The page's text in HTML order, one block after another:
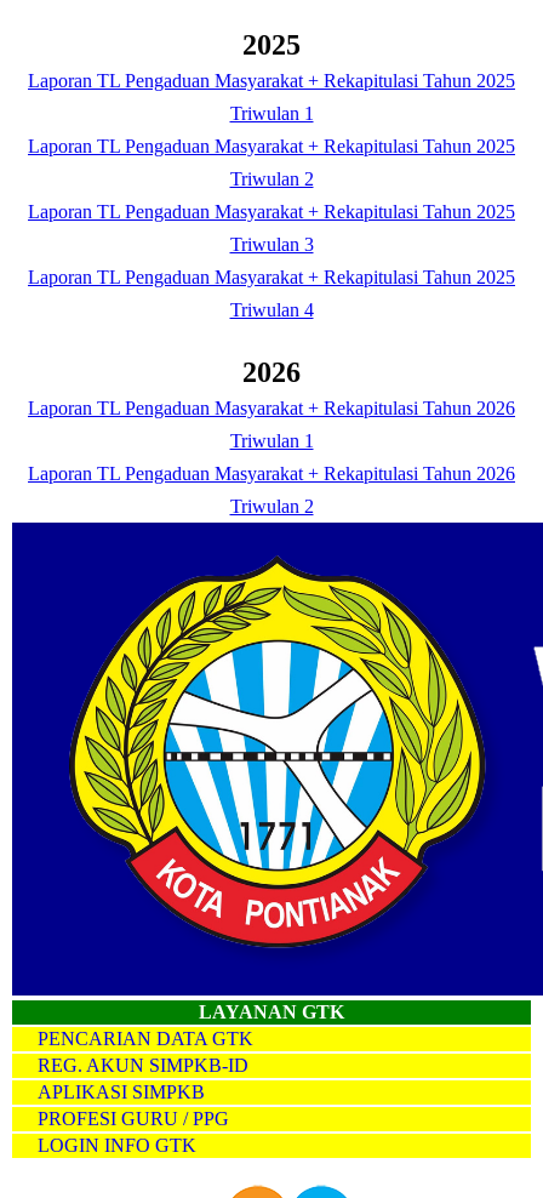
2025
Laporan TL Pengaduan Masyarakat + Rekapitulasi Tahun 2025
Triwulan 1
Laporan TL Pengaduan Masyarakat + Rekapitulasi Tahun 2025
Triwulan 2
Laporan TL Pengaduan Masyarakat + Rekapitulasi Tahun 2025
Triwulan 3
Laporan TL Pengaduan Masyarakat + Rekapitulasi Tahun 2025
Triwulan 4
2026
Laporan TL Pengaduan Masyarakat + Rekapitulasi Tahun 2026
Triwulan 1
Laporan TL Pengaduan Masyarakat + Rekapitulasi Tahun 2026
Triwulan 2
LAYANAN GTK
PENCARIAN DATA GTK
REG. AKUN SIMPKB-ID
APLIKASI SIMPKB
PROFESI GURU / PPG
LOGIN INFO GTK